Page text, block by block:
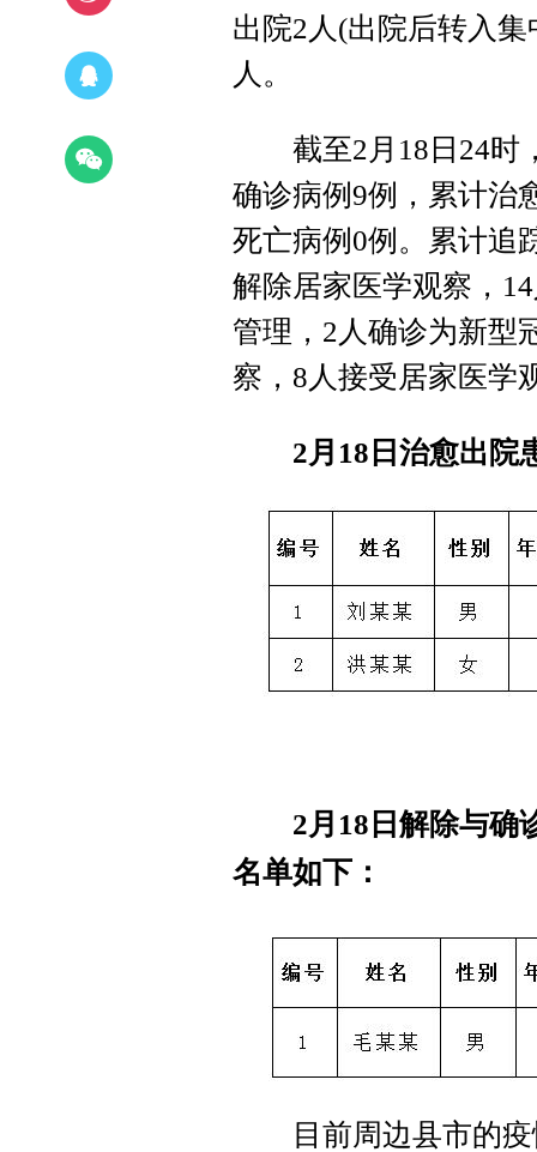
出院2人(出院后转入
人。
截至2月18日24时
确诊病例9例，累计治
死亡病例0例。累计追
解除居家医学观察，
管理，2人确诊为新型
察，8人接受居家医学
2月18日治愈出院
2月18日解除与确诊
名单如下：
目前周边县市的疫